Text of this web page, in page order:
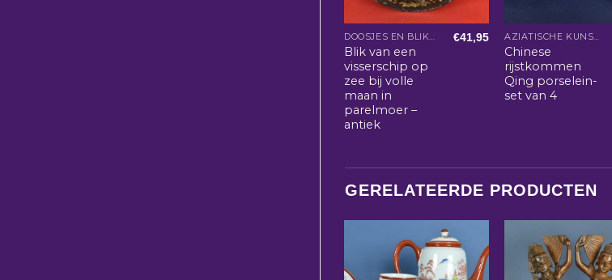
DOOSJES EN BLIKKEN
Blik van een
visserschip op
zee bij volle
maan in
parelmoer –
antiek
€41,95 AZIATISCHE KUNST EN WOONACCESSOIRES
Chinese
rijstkommen
Qing porselein-
set van 4
GERELATEERDE PRODUCTEN